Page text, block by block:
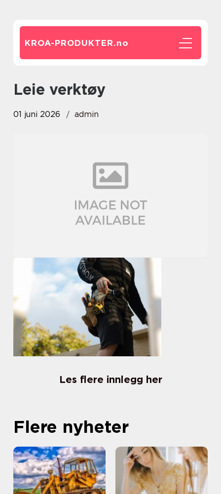
KROA-PRODUKTER.no
leie verktøy
01 juni 2026 admin
Les flere innlegg her
Flere nyheter